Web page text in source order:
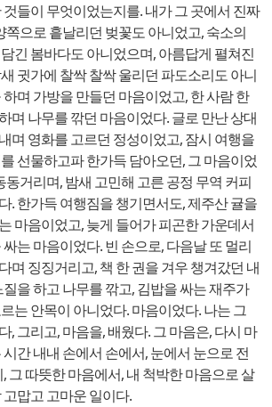
들이 무엇이었는지를. 내가 그 곳에서 진짜
쪽으로 흩날리던 벚꽃도 아니었고, 숙소의
긴 봄바다도 아니었으며, 아름답게 펼쳐진
귓가에 찰싹 찰싹 울리던 파도소리도 아니
며 가방을 만들던 마음이었고, 한 사람 한
며 나무를 깎던 마음이었다. 글로 만난 상대
며 영화를 고르던 정성이었고, 잠시 여행을
선물하고파 한가득 담아오던, 그 마음이었
동거리며, 밤새 고민해 고른 공정 무역 커피
. 한가득 여행짐을 챙기면서도, 제주산 귤을
마음이었고, 늦게 들어가 피곤한 가운데서
는 마음이었다. 빈 손으로, 다음날 또 멀리
며 징징거리고, 책 한 권을 겨우 챙겨갔던 내
을 하고 나무를 깎고, 김밥을 싸는 재주가
는 안목이 아니었다. 마음이었다. 나는 그
, 그리고, 마음을, 배웠다. 그 마음은, 다시 마
간 내내 손에서 손에서, 눈에서 눈으로 전
그 따뜻한 마음에서, 내 척박한 마음으로 살
맙고 고마운 일이다.